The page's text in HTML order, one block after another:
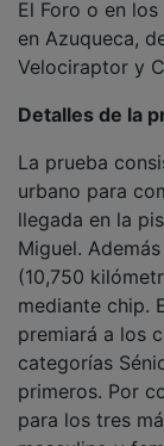
en Azuqueca,
Velociraptor y
urbano para
llegada en la
Miguel.
(10,750
mediante chip.
premiará a los
categorías
primeros. Por
para los tres
masculino y